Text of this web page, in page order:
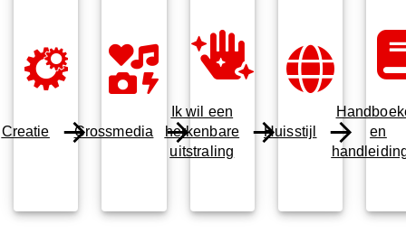
Creatie Crossmedia
Ik wil een
herkenbare
uitstraling
Huisstijl
en